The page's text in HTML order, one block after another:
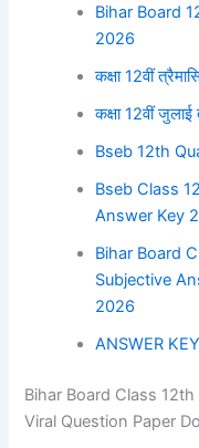
Bihar Board
2026
कक्षा 12वीं
कक्षा 12वीं जुलाई
Bseb 12th
Bseb Class
Answer Key
Bihar Board
Subjective
2026
ANSWER
Bihar Board Class
Viral Question Paper